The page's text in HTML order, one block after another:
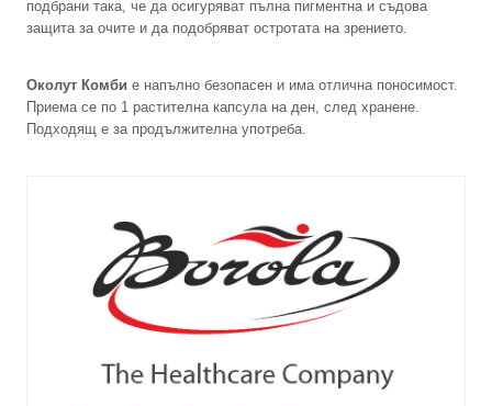
подбрани така, че да осигуряват пълна пигментна и съдова
защита за очите и да подобряват остротата на зрението.
Околут Комби е напълно безопасен и има отлична поносимост.
Приема се по 1 растителна капсула на ден, след хранене.
Подходящ е за продължителна употреба.